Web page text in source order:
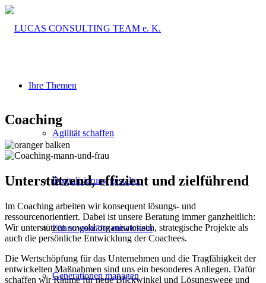
Ihre Themen
Agilität schaffen
Digitalisierung gestalten
Führungskräfte entwickeln
Generationen managen
Coaching
Unterstützend, effizient und zielführend
Im Coaching arbeiten wir konsequent lösungs- und
ressourcenorientiert. Dabei ist unsere Beratung immer ganzheitlich:
Wir unterstützen sowohl organisatorisch, strategische Projekte als
auch die persönliche Entwicklung der Coachees.
Die Wertschöpfung für das Unternehmen und die Tragfähigkeit der
entwickelten Maßnahmen sind uns ein besonderes Anliegen. Dafür
schaffen wir Räume für neue Blickwinkel und Lösungswege und